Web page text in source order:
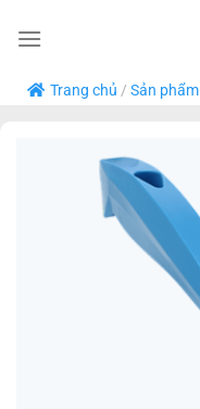
qua
dung
Trang chủ / Sản phẩm